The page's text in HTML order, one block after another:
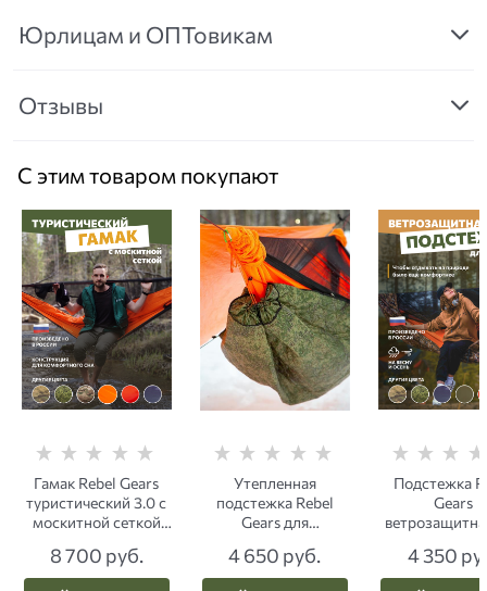
Юрлицам и ОПТовикам
Отзывы
С этим товаром покупают
Гамак Rebel Gears
туристический 3.0 с
москитной сеткой
8 700 руб.
Утепленная
подстежка Rebel
Gears для
гамака ЕМР пиксель
4 650 руб.
Подстежка
Gears
гамака
мультикам
4 350